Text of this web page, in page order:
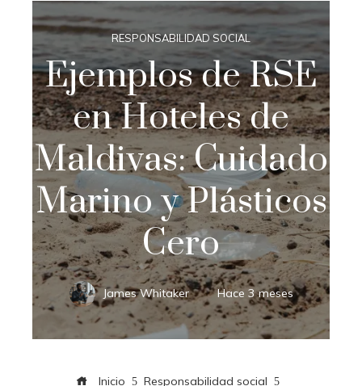
RESPONSABILIDAD SOCIAL
Ejemplos de RSE
en Hoteles de
Maldivas: Cuidado
Marino y Plásticos
Cero
James Whitaker Hace 3 meses
Inicio
Responsabilidad social